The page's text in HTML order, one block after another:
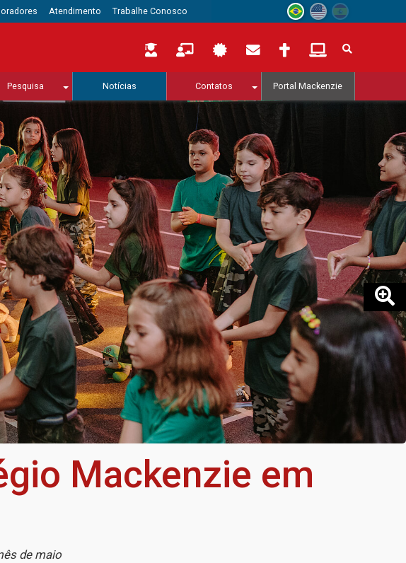
Atendimento Trabalhe Conosco
Pesquisa Notícias Contatos Portal Mackenzie
Mackenzie em
de maio